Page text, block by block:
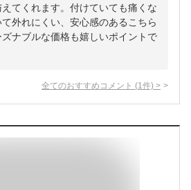
てくれます。付けていても痛くな
外れにくい、安心感のあるこちら
ナブルな価格も嬉しいポイントで
全てのおすすめコメント (1 件) >